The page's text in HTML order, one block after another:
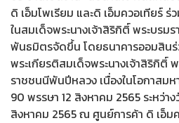
ดิ เอ็มโพเรียม และดิ เอ็มควอเทียร์
ในสมเด็จพระนางเจ้าสิริกิติ์ พระบรม
พันธมิตรจัดขึ้น โดยธนาคารออมสิน
พระเกียรติสมเด็จพระนางเจ้าสิริกิติ์
ราชชนนีพันปีหลวง เนื่องในโอกาสม
90 พรรษา 12 สิงหาคม 2565 ระหว่า
สิงหาคม 2565 ณ ศูนย์การค้า ดิ เอ็ม